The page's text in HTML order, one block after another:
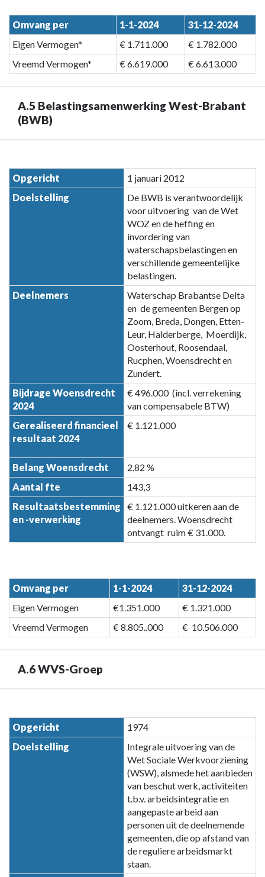
Omvang per 1-1-2024
31-12-2024
Eigen Vermogen*
€ 1.711.000
€ 1.782.000
Vreemd Vermogen*
€ 6.619.000 € 6.613.000
A.5 Belastingsamenwerking West-Brabant
(BWB)
naar
navigatie
A.5
Belastingsamenwerking
Opgericht
1 januari 2012
Doelstelling
De BWB is verantwoordelijk
voor uitvoering van de Wet
WOZ en de heffing en
invordering van
waterschapsbelastingen en
verschillende gemeentelijke
belastingen.
Deelnemers
Waterschap Brabantse Delta
en de gemeenten Bergen op
Zoom, Breda, Dongen, Etten-
Leur, Halderberge, Moerdijk,
Oosterhout, Roosendaal,
Rucphen, Woensdrecht en
Zundert.
Bijdrage Woensdrecht
2024
€ 496.000 (incl. verrekening
van compensabele BTW)
Gerealiseerd financieel
resultaat 2024
€ 1.121.000
Belang Woensdrecht
2,82 %
Aantal fte
143,3
Resultaatsbestemming
en -verwerking
€ 1.121.000 uitkeren aan de
deelnemers. Woensdrecht
ontvangt ruim € 31.000.
Omvang per 1-1-2024
31-12-2024
Eigen Vermogen
€1.351.000
€ 1.321.000
Vreemd Vermogen
€ 8.805..000 € 10.506.000
A.6 WVS-Groep
naar
navigatie
Opgericht
1974
Doelstelling
Integrale uitvoering van de
Wet Sociale Werkvoorziening
(WSW), alsmede het aanbieden
van beschut werk, activiteiten
t.b.v. arbeidsintegratie en
aangepaste arbeid aan
personen uit de deelnemende
gemeenten, die op afstand van
de reguliere arbeidsmarkt
staan.